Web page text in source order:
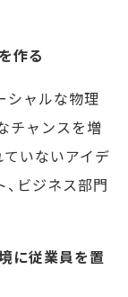
作る
シャルな物理
チャンスを増
ていないアイデ
ビジネス部門
に従業員を置